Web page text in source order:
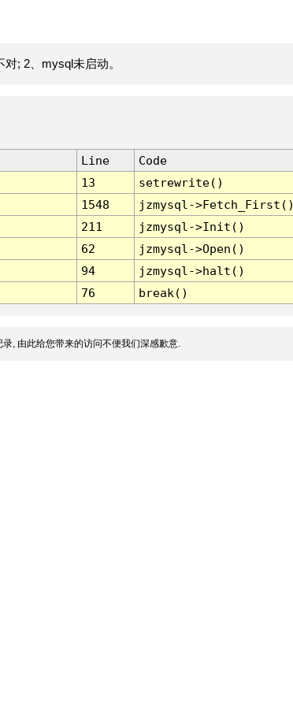
; 2、mysql未启动。
Line
Code
13
setrewrite()
1548
jzmysql-
211
jzmysql->Init()
62
jzmysql->Open()
94
jzmysql->halt()
76 break()
, 由此给您带来的访问不便我们深感歉意.